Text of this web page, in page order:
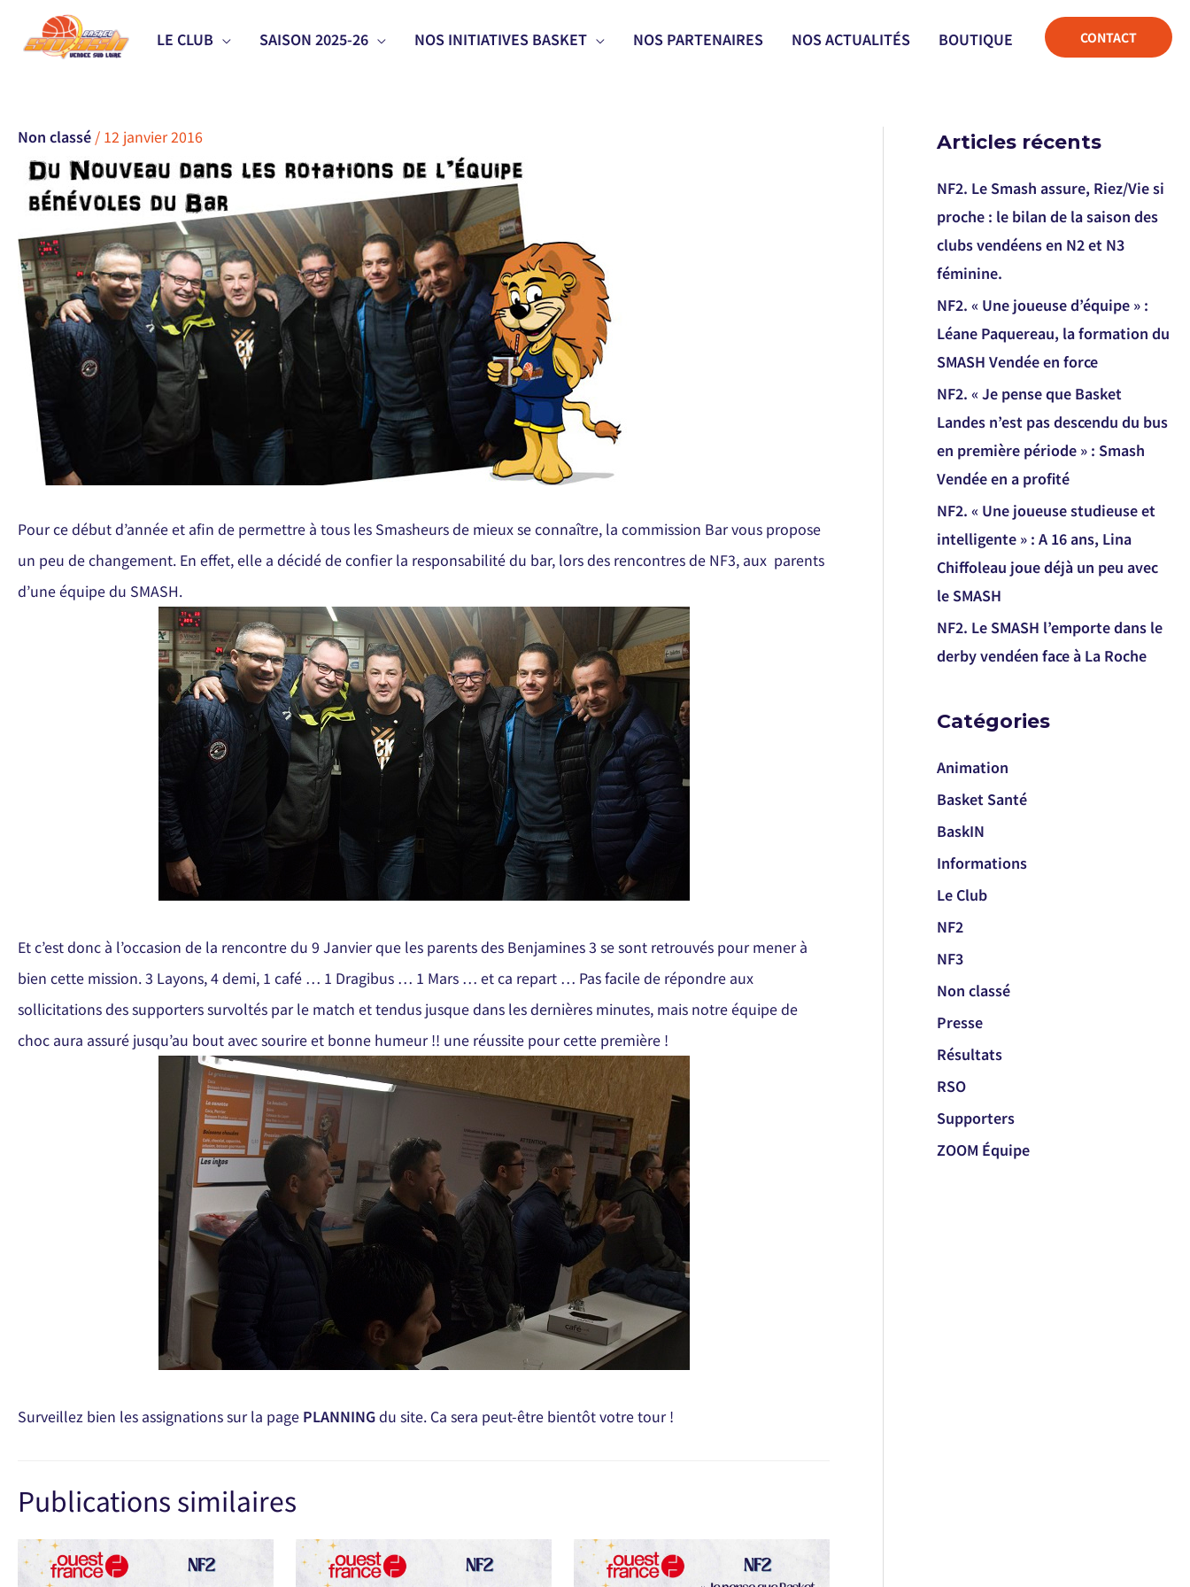
LE CLUB SAISON 2025-26 NOS INITIATIVES BASKET NOS PARTENAIRES NOS ACTUALITÉS BOUTIQUE CONTACT
Non classé / 12 janvier 2016
Pour ce début d’année et afin de permettre à tous les Smasheurs de mieux se connaître, la commission Bar vous propose
un peu de changement. En effet, elle a décidé de confier la responsabilité du bar, lors des rencontres de NF3, aux parents
d’une équipe du SMASH.
Et c’est donc à l’occasion de la rencontre du 9 Janvier que les parents des Benjamines 3 se sont retrouvés pour mener à
bien cette mission. 3 Layons, 4 demi, 1 café … 1 Dragibus … 1 Mars … et ca repart … Pas facile de répondre aux
sollicitations des supporters survoltés par le match et tendus jusque dans les dernières minutes, mais notre équipe de
choc aura assuré jusqu’au bout avec sourire et bonne humeur !! une réussite pour cette première !
Surveillez bien les assignations sur la page PLANNINGdu site. Ca sera peut-être bientôt votre tour !
Publications similaires
Articles récents
NF2. Le Smash assure, Riez/Vie si
proche : le bilan de la saison des
clubs vendéens en N2 et N3
féminine.
NF2. « Une joueuse d’équipe » :
Léane Paquereau, la formation du
SMASH Vendée en force
NF2. « Je pense que Basket
Landes n’est pas descendu du bus
en première période » : Smash
Vendée en a profité
NF2. « Une joueuse studieuse et
intelligente » : A 16 ans, Lina
Chiffoleau joue déjà un peu avec
le SMASH
NF2. Le SMASH l’emporte dans le
derby vendéen face à La Roche
Catégories
Animation
Basket Santé
BaskIN
Informations
Le Club
NF2
NF3
Non classé
Presse
Résultats
RSO
Supporters
ZOOM Équipe